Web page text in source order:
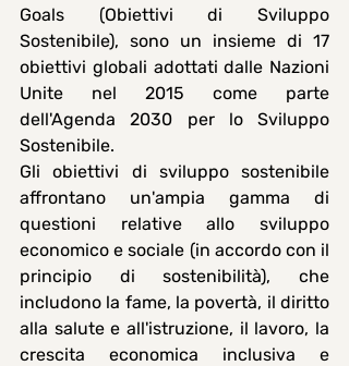
Goals (Obiettivi di Sviluppo
Sostenibile), sono un insieme di 17
obiettivi globali adottati dalle Nazioni
Unite nel 2015 come parte
dell'Agenda 2030 per lo Sviluppo
Sostenibile.
Gli obiettivi di sviluppo sostenibile
affrontano un'ampia gamma di
questioni relative allo sviluppo
economico e sociale (in accordo con il
principio di sostenibilità), che
includono la fame, la povertà, il diritto
alla salute e all'istruzione, il lavoro, la
crescita economica inclusiva e